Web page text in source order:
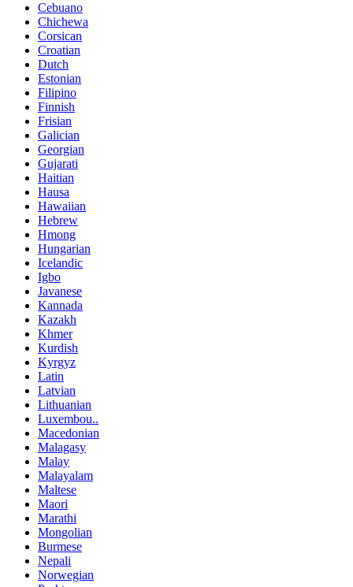
Cebuano
Chichewa
Corsican
Croatian
Dutch
Estonian
Filipino
Finnish
Frisian
Galician
Georgian
Gujarati
Haitian
Hausa
Hawaiian
Hebrew
Hmong
Hungarian
Icelandic
Igbo
Javanese
Kannada
Kazakh
Khmer
Kurdish
Kyrgyz
Latin
Latvian
Lithuanian
Luxembou..
Macedonian
Malagasy
Malay
Malayalam
Maltese
Maori
Marathi
Mongolian
Burmese
Nepali
Norwegian